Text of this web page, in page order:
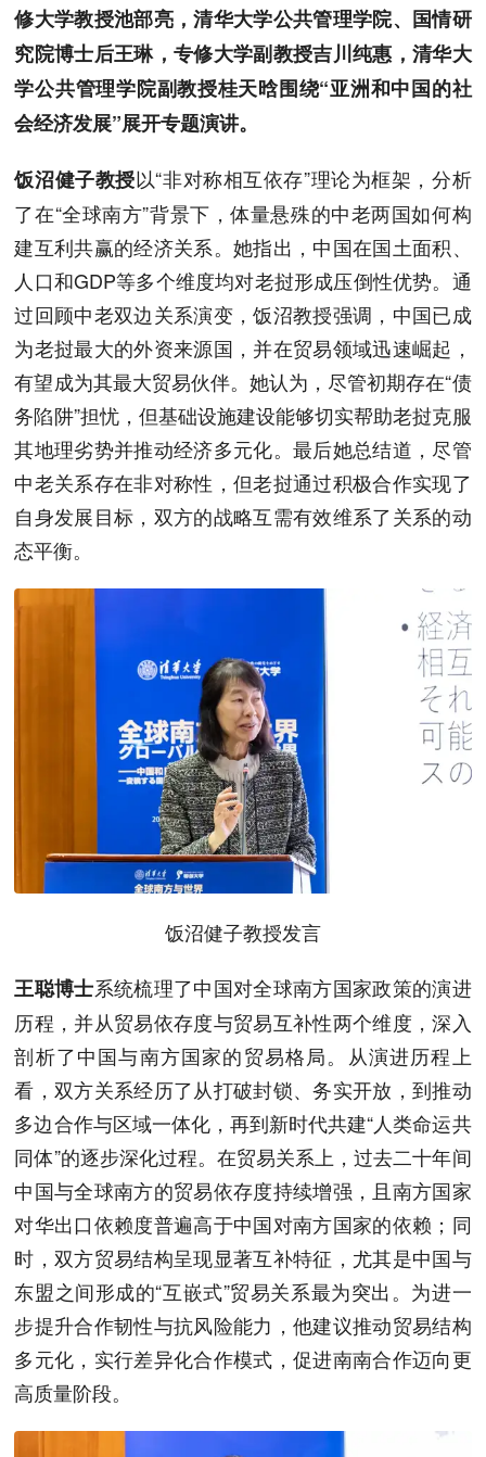
修大学教授池部亮，清华大学公共管理学院、国情研
究院博士后王琳，专修大学副教授吉川纯惠，清华大
学公共管理学院副教授桂天晗围绕“亚洲和中国的社
会经济发展”展开专题演讲。
饭沼健子教授以“非对称相互依存”理论为框架，分析
了在“全球南方”背景下，体量悬殊的中老两国如何构
建互利共赢的经济关系。她指出，中国在国土面积、
人口和GDP等多个维度均对老挝形成压倒性优势。通
过回顾中老双边关系演变，饭沼教授强调，中国已成
为老挝最大的外资来源国，并在贸易领域迅速崛起，
有望成为其最大贸易伙伴。她认为，尽管初期存在“债
务陷阱”担忧，但基础设施建设能够切实帮助老挝克服
其地理劣势并推动经济多元化。最后她总结道，尽管
中老关系存在非对称性，但老挝通过积极合作实现了
自身发展目标，双方的战略互需有效维系了关系的动
态平衡。
饭沼健子教授发言
王聪博士系统梳理了中国对全球南方国家政策的演进
历程，并从贸易依存度与贸易互补性两个维度，深入
剖析了中国与南方国家的贸易格局。从演进历程上
看，双方关系经历了从打破封锁、务实开放，到推动
多边合作与区域一体化，再到新时代共建“人类命运共
同体”的逐步深化过程。在贸易关系上，过去二十年间
中国与全球南方的贸易依存度持续增强，且南方国家
对华出口依赖度普遍高于中国对南方国家的依赖；同
时，双方贸易结构呈现显著互补特征，尤其是中国与
东盟之间形成的“互嵌式”贸易关系最为突出。为进一
步提升合作韧性与抗风险能力，他建议推动贸易结构
多元化，实行差异化合作模式，促进南南合作迈向更
高质量阶段。